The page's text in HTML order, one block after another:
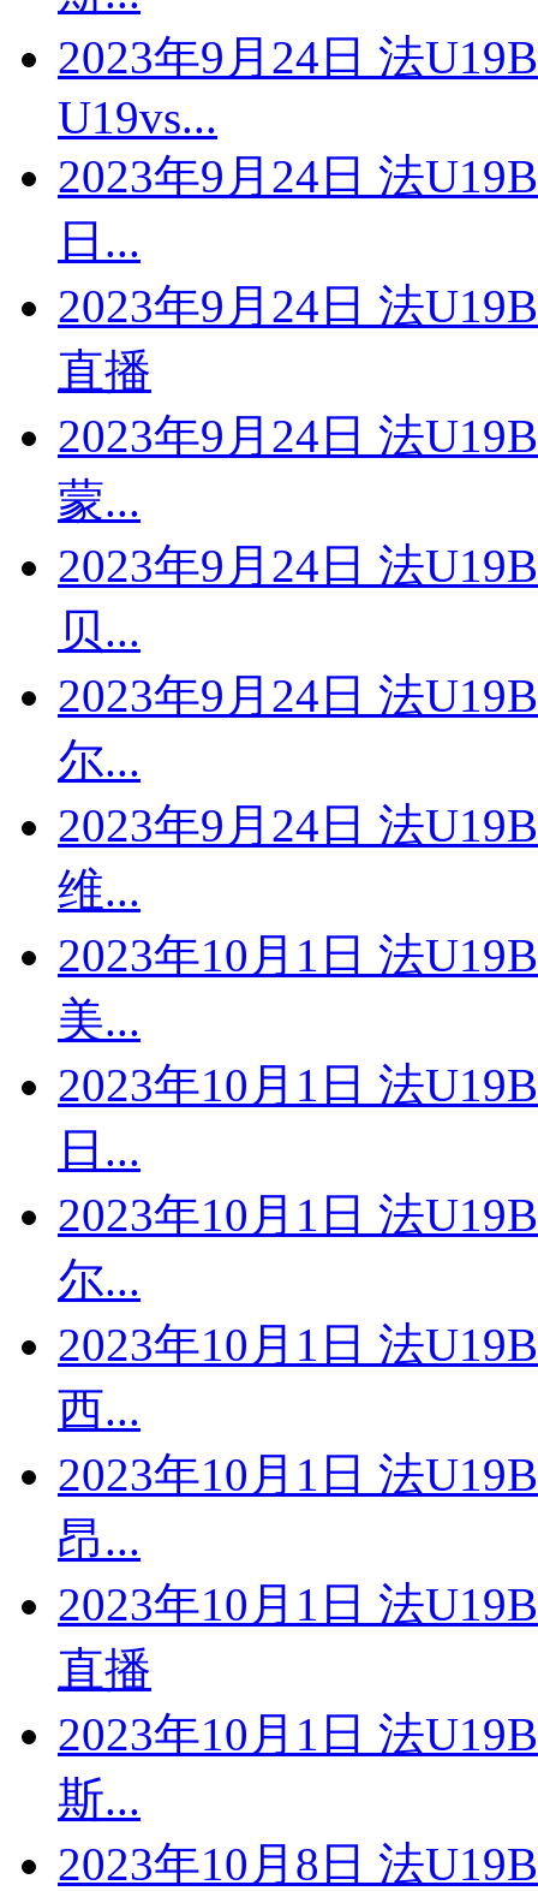
2023年9月24日 法
U19vs...
2023年9月24日 法
日...
2023年9月24日 法
直播
2023年9月24日 法
蒙...
2023年9月24日 法
贝...
2023年9月24日 法
尔...
2023年9月24日 法
维...
2023年10月1日 法
美...
2023年10月1日 法
日...
2023年10月1日 法
尔...
2023年10月1日 法
西...
2023年10月1日 法
昂...
2023年10月1日 法
直播
2023年10月1日 法
斯...
2023年10月8日 法